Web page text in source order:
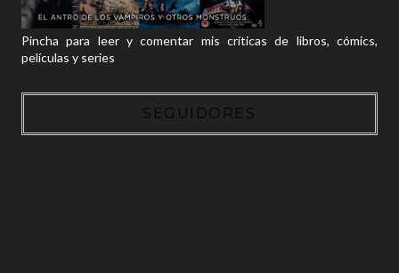
Pincha para leer y comentar mis críticas de libros, cómics,
películas y series
SEGUIDORES